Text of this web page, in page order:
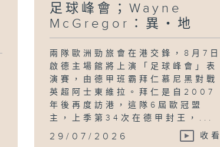
足球峰會；Wayne
McGregor：異・地
兩隊歐洲勁旅會在港交鋒，8月7日
啟德主場館將上演「足球峰會」表
演賽，由德甲班霸拜仁慕尼黑對戰
英超阿士東維拉。拜仁是自2007
年後再度訪港，這隊6屆歐冠盟
主，上季第34次在德甲封王，...
29/07/2026 收看